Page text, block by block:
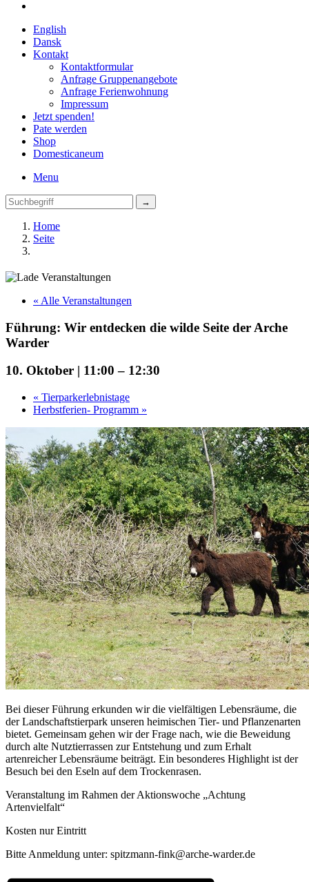
English
Dansk
Kontakt
Kontaktformular
Anfrage Gruppenangebote
Anfrage Ferienwohnung
Impressum
Jetzt spenden!
Pate werden
Shop
Domesticaneum
Menu
Home
Seite
« Alle Veranstaltungen
Führung: Wir entdecken die wilde Seite der Arche
Warder
10. Oktober | 11:00 – 12:30
« Tierparkerlebnistage
Herbstferien- Programm »
Bei dieser Führung erkunden wir die vielfältigen Lebensräume, die
der Landschaftstierpark unseren heimischen Tier- und Pflanzenarten
bietet. Gemeinsam gehen wir der Frage nach, wie die Beweidung
durch alte Nutztierrassen zur Entstehung und zum Erhalt
artenreicher Lebensräume beiträgt. Ein besonderes Highlight ist der
Besuch bei den Eseln auf dem Trockenrasen.
Veranstaltung im Rahmen der Aktionswoche „Achtung
Artenvielfalt“
Kosten nur Eintritt
Bitte Anmeldung unter: spitzmann-fink@arche-warder.de